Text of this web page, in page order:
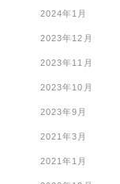
2024年1月
2023年12月
2023年11月
2023年10月
2023年9月
2021年3月
2021年1月